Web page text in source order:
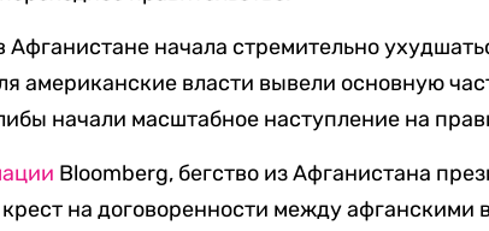
Афганистане начала стремительно
американские власти вывели основную
начали масштабное наступление на
Bloomberg, бегство из Афганистана
на договоренности между афганскими